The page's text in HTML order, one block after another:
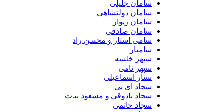
سامان جلیلی
سامان دولتشاهی
سامان زیوار
سامان صادقی
سامی استار و محسن راد
سامیار
سپهر خلسه
سپهر نامی
ستار اسماعیلی
سجاد ای بی
سجاد باذوقی و مسعود بیات
سجاد حاتمی